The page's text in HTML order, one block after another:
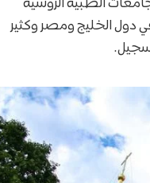
دول الخليج ومصر وكثير